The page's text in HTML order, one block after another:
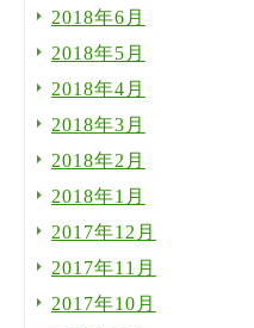
2018年6月
2018年5月
2018年4月
2018年3月
2018年2月
2018年1月
2017年12月
2017年11月
2017年10月